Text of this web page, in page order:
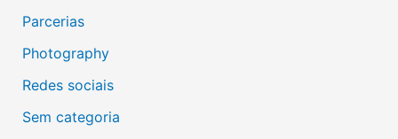
Parcerias
Photography
Redes sociais
Sem categoria